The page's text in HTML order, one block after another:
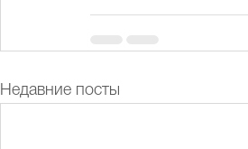
Недавние посты